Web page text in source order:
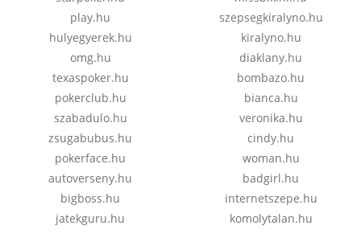
play.hu
hulyegyerek.hu
omg.hu
texaspoker.hu
pokerclub.hu
szabadulo.hu
zsugabubus.hu
pokerface.hu
autoverseny.hu
bigboss.hu
jatekguru.hu
szepsegkiralyno.hu
kiralyno.hu
diaklany.hu
bombazo.hu
bianca.hu
veronika.hu
cindy.hu
woman.hu
badgirl.hu
internetszepe.hu
komolytalan.hu